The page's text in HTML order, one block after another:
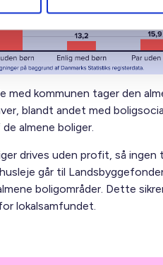
med kommunen tager den
blandt andet med
almene boliger.
drives uden profit, så ingen
går til
boligområder. Dette
lokalsamfundet.